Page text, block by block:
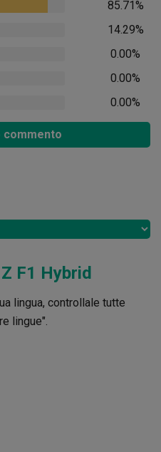
85.71%
14.29%
0.00%
0.00%
0.00%
commento
F1 Hybrid
lingua, controllale tutte
lingue".